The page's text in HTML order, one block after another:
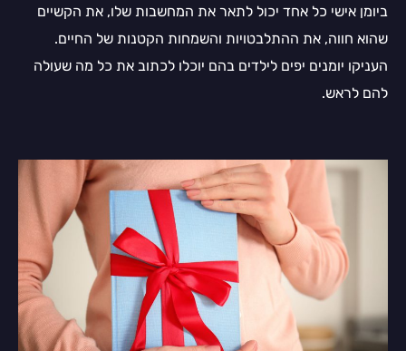
ביומן אישי כל אחד יכול לתאר את המחשבות שלו, את הקשיים
שהוא חווה, את ההתלבטויות והשמחות הקטנות של החיים.
העניקו יומנים יפים לילדים בהם יוכלו לכתוב את כל מה שעולה
להם לראש.